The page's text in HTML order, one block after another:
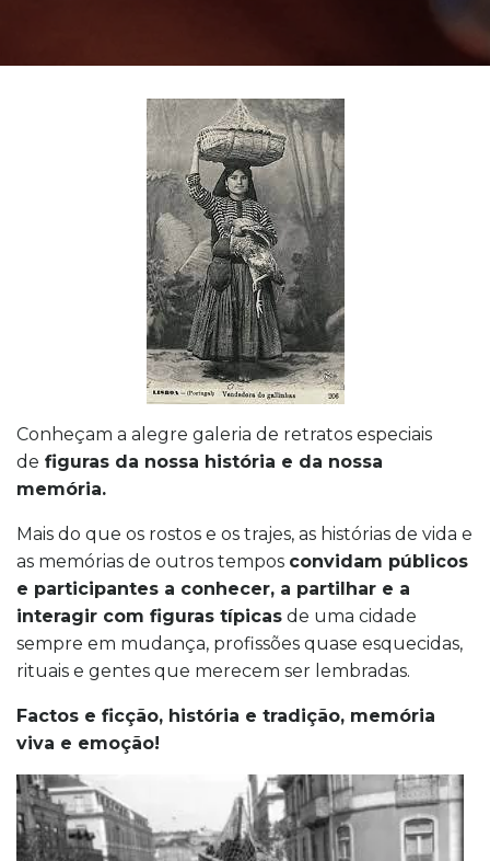
Conheçam a alegre galeria de retratos especiais
de figuras da nossa história e da nossa
memória.
Mais do que os rostos e os trajes, as histórias de vida e
as memórias de outros tempos convidam públicos
e participantes a conhecer, a partilhar e a
interagir com figuras típicas de uma cidade
sempre em mudança, profissões quase esquecidas,
rituais e gentes que merecem ser lembradas.
Factos e ficção, história e tradição, memória
viva e emoção!